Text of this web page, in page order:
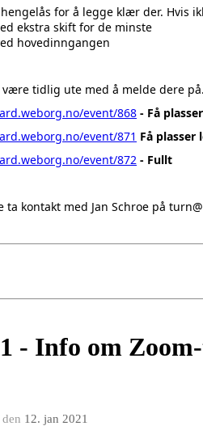
for å legge klær der.
ekstra skift for de minste
hovedinngangen
tidlig ute med å melde dere på.
event/868 - Få
event/871 Få plasser
event/872 - Fullt
ta kontakt med Jan Schroe på
- Info om
den 12. jan 2021